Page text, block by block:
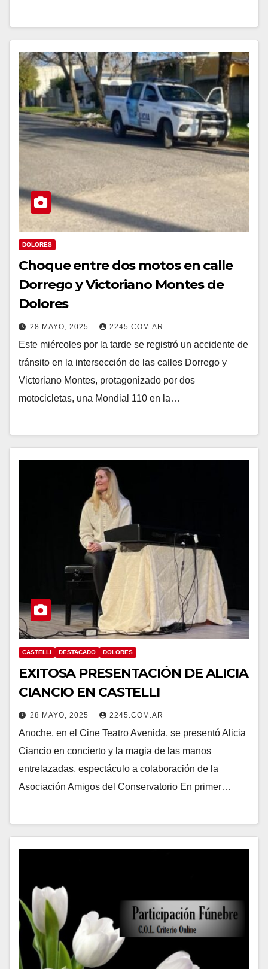
DOLORES
Choque entre dos motos en calle
Dorrego y Victoriano Montes de
Dolores
28 MAYO, 2025 2245.COM.AR
Este miércoles por la tarde se registró un accidente de
tránsito en la intersección de las calles Dorrego y
Victoriano Montes, protagonizado por dos
motocicletas, una Mondial 110 en la…
CASTELLI DESTACADO DOLORES
EXITOSA PRESENTACIÓN DE ALICIA
CIANCIO EN CASTELLI
28 MAYO, 2025 2245.COM.AR
Anoche, en el Cine Teatro Avenida, se presentó Alicia
Ciancio en concierto y la magia de las manos
entrelazadas, espectáculo a colaboración de la
Asociación Amigos del Conservatorio En primer…